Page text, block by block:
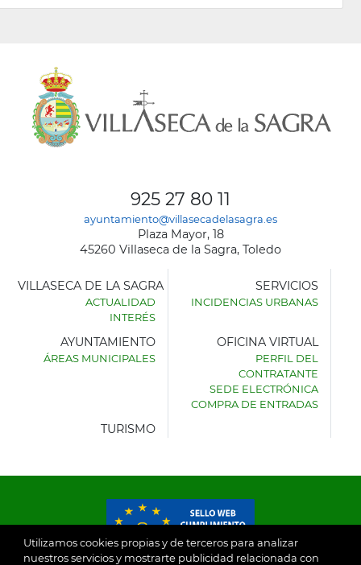
Utilizamos cookies propias y de terceros para analizar
nuestros servicios y mostrarte publicidad relacionada con
925 27 80 11
ayuntamiento@villasecadelasagra.es
Plaza Mayor, 18
45260 Villaseca de la Sagra, Toledo
AYUNTAMIENTO
VILLASECA DE LA SAGRA
ACTUALIDAD
INTERÉS
SERVICIOS
INCIDENCIAS URBANAS
AYUNTAMIENTO
ÁREAS MUNICIPALES
OFICINA VIRTUAL
PERFIL DEL
CONTRATANTE
SEDE ELECTRÓNICA
COMPRA DE ENTRADAS
TURISMO